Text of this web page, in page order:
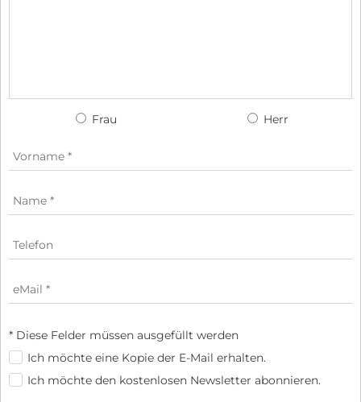
Frau Herr
* Diese Felder müssen ausgefüllt werden
Ich möchte eine Kopie der E-Mail erhalten.
Ich möchte den kostenlosen Newsletter abonnieren.